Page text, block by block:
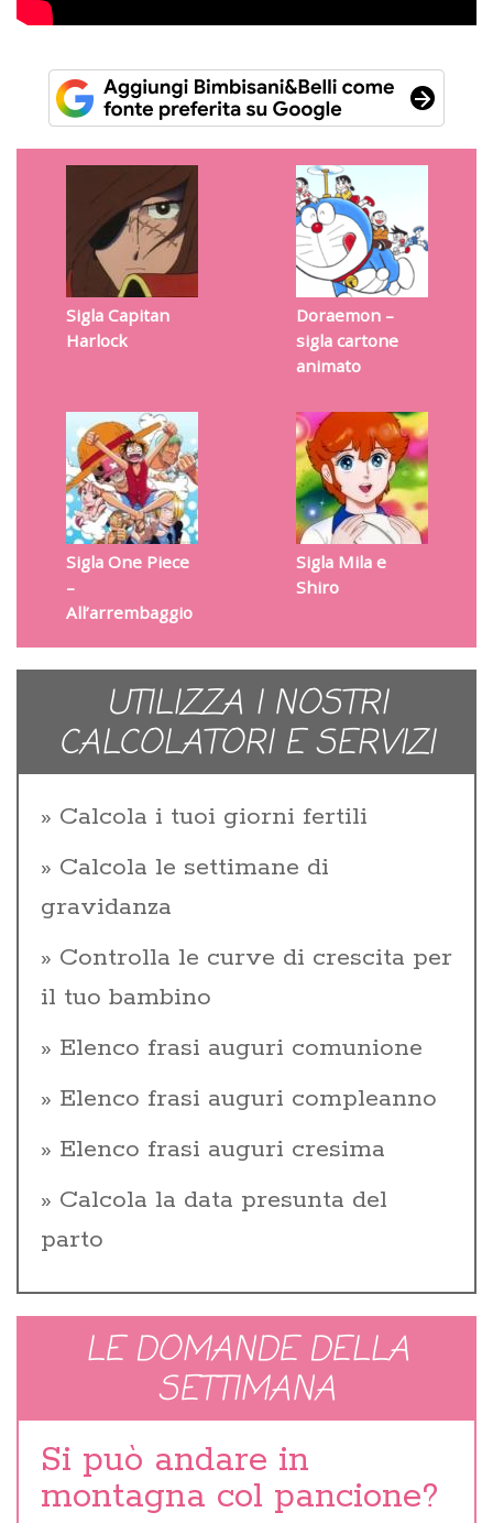
Sigla Capitan
Harlock
Doraemon –
sigla cartone
animato
Sigla One Piece
–
All’arrembaggio
Sigla Mila e
Shiro
UTILIZZA I NOSTRI
CALCOLATORI E SERVIZI
Calcola i tuoi giorni fertili
Calcola le settimane di
gravidanza
Controlla le curve di crescita per
il tuo bambino
Elenco frasi auguri comunione
Elenco frasi auguri compleanno
Elenco frasi auguri cresima
Calcola la data presunta del
parto
LE DOMANDE DELLA
SETTIMANA
Si può andare in
montagna col pancione?